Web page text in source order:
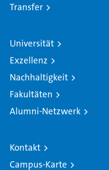
Transfer
Universität
Exzellenz
Nachhaltigkeit
Fakultäten
Alumni-Netzwerk
Kontakt
Campus-Karte